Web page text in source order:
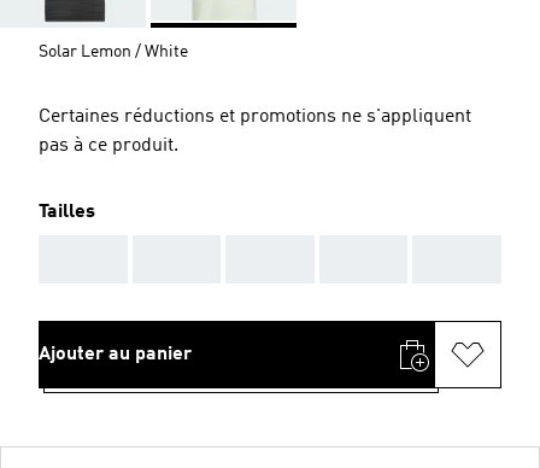
Solar Lemon / White
Certaines réductions et promotions ne s'appliquent
pas à ce produit.
Tailles
Ajouter au panier